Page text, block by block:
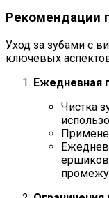
Рекомендации
Уход за зубами с
ключевых
Ежедневная
Чистка
ершиков